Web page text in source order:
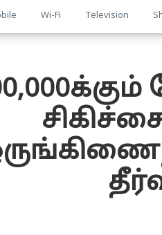
Wi-Fi Television